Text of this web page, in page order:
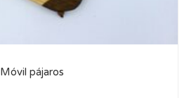
Móvil pájaros